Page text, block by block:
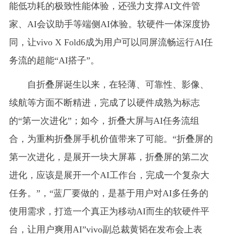
能低功耗的极致性能体验，还强力支撑AI文件管
家、AI会议助手等端侧AI体验。软硬件一体深度协
同，让vivo X Fold6成为用户可以同屏流畅运行AI任
务流的超能“AI搭子”。
自折叠屏诞生以来，在轻薄、可靠性、影像、
续航等方面不断精进，完成了以硬件成熟为标志
的“第一次进化”；如今，折叠大屏与AI任务流组
合，为重构折叠屏手机价值带来了可能。“折叠屏的
第一次进化，是展开一块大屏幕，折叠屏的第二次
进化，应该是展开一个AI工作台，完成一个复杂大
任务。”，“蓝厂要做的，是基于用户对AI多任务的
使用需求，打造一个真正为移动AI而生的软硬件平
台，让用户爽用AI”vivo副总裁黄韬在发布会上表